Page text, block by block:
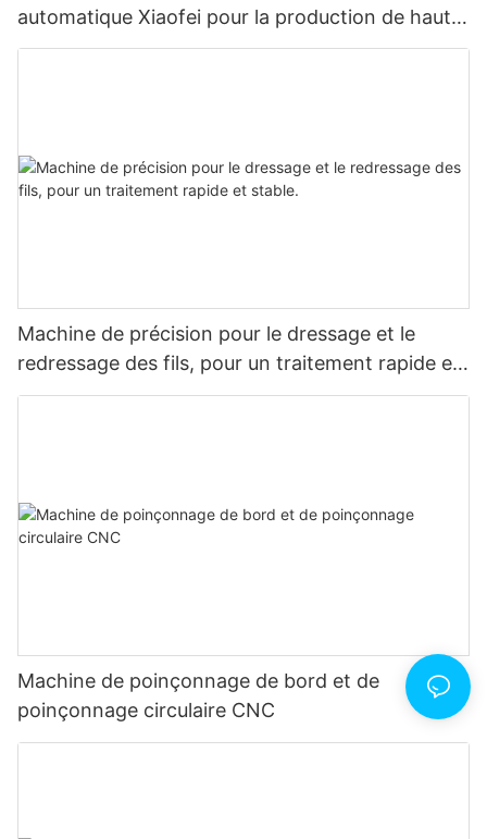
automatique Xiaofei pour la production de haute
précision
Machine de précision pour le dressage et le
redressage des fils, pour un traitement rapide et
stable.
Machine de poinçonnage de bord et de
poinçonnage circulaire CNC